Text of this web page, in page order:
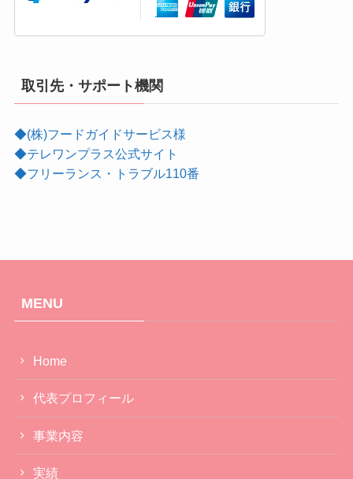
取引先・サポート機関
◆(株)フードガイドサービス様
◆テレワンプラス公式サイト
◆フリーランス・トラブル110番
MENU
Home
代表プロフィール
事業内容
実績